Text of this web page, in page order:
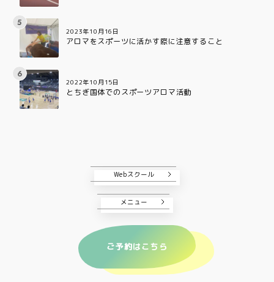
2023年10月16日
アロマをスポーツに活かす際に注意すること
2022年10月15日
とちぎ国体でのスポーツアロマ活動
Webスクール
メニュー
ご予約はこちら